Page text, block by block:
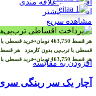
افزودن به علاقه مندی
اطلاعات بیشتر
مشاهده سریع
هر قسط 463,750 تومان•خرید قسطی با
قسطی با ترب‌پی بدون کارمزد هر قسط
هر قسط 463,750 تومان•خرید قسطی باافزودن به مقایسه
آچار یک سر رینگی سری پلکانی